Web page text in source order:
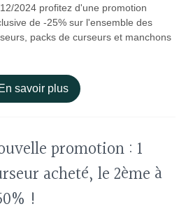
2024 profitez d'une promotion
de -25% sur l'ensemble des
packs de curseurs et manchons
En savoir plus
promotion : 1
acheté, le 2ème à
!